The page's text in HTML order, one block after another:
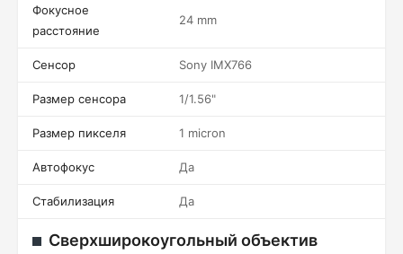
Фокусное
расстояние
24 mm
Сенсор Sony IMX766
Размер сенсора 1/1.56"
Размер пикселя 1 micron
Автофокус Да
Стабилизация Да
Сверхширокоугольный объектив